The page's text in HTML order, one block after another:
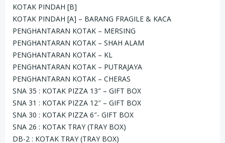
KOTAK PINDAH [B]
KOTAK PINDAH [A] – BARANG FRAGILE & KACA
PENGHANTARAN KOTAK – MERSING
PENGHANTARAN KOTAK – SHAH ALAM
PENGHANTARAN KOTAK – KL
PENGHANTARAN KOTAK – PUTRAJAYA
PENGHANTARAN KOTAK – CHERAS
SNA 35 : KOTAK PIZZA 13″ – GIFT BOX
SNA 31 : KOTAK PIZZA 12″ – GIFT BOX
SNA 30 : KOTAK PIZZA 6″- GIFT BOX
SNA 26 : KOTAK TRAY (TRAY BOX)
DB-2 : KOTAK TRAY (TRAY BOX)